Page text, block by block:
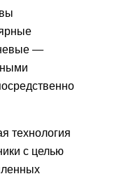
—
технология
с целью